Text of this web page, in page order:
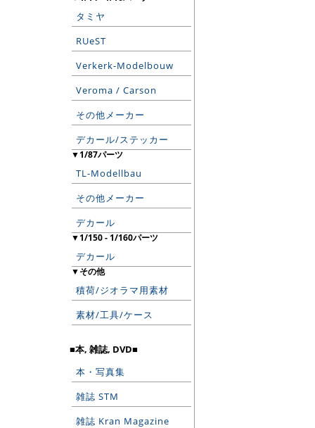
タミヤ
RUeST
Verkerk-Modelbouw
Veroma / Carson
その他メーカー
デカール/ステッカー
▼1/87パーツ
TL-Modellbau
その他メーカー
デカール
▼1/150 - 1/160パーツ
デカール
▼その他
積荷/ジオラマ用素材
素材/工具/ケース
■本, 雑誌, DVD■
本・写真集
雑誌 STM
雑誌 Kran Magazine